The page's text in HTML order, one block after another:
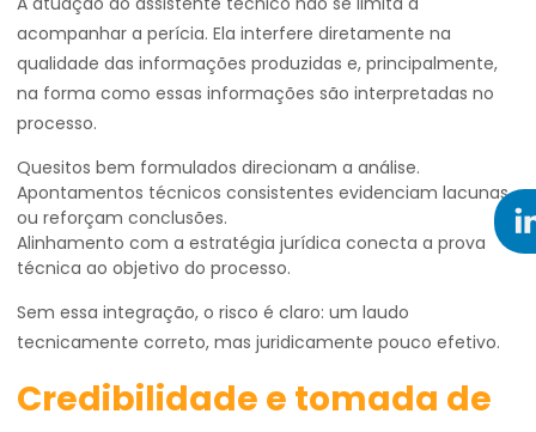
acompanhar a perícia. Ela interfere diretamente na
qualidade das informações produzidas e, principalmente,
na forma como essas informações são interpretadas no
processo.
Quesitos bem formulados direcionam a análise.
Apontamentos técnicos consistentes evidenciam lacunas
ou reforçam conclusões.
Alinhamento com a estratégia jurídica conecta a prova
técnica ao objetivo do processo.
Sem essa integração, o risco é claro: um laudo
tecnicamente correto, mas juridicamente pouco efetivo.
Credibilidade e tomada de